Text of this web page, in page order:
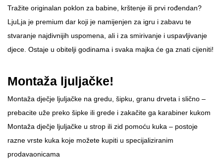
Tražite originalan poklon za babine, krštenje ili prvi rođendan?
LjuLja je premium dar koji je namijenjen za igru i zabavu te
stvaranje najdivnijih uspomena, ali i za smirivanje i uspavljivanje
djece. Ostaje u obitelji godinama i svaka majka će ga znati cijeniti!
Montaža ljuljačke!
Montaža dječje ljuljačke na gredu, šipku, granu drveta i slično –
prebacite uže preko šipke ili grede i zakačite ga karabiner kukom
Montaža dječje ljuljačke u strop ili zid pomoću kuka – postoje
razne vrste kuka koje možete kupiti u specijaliziranim
prodavaonicama